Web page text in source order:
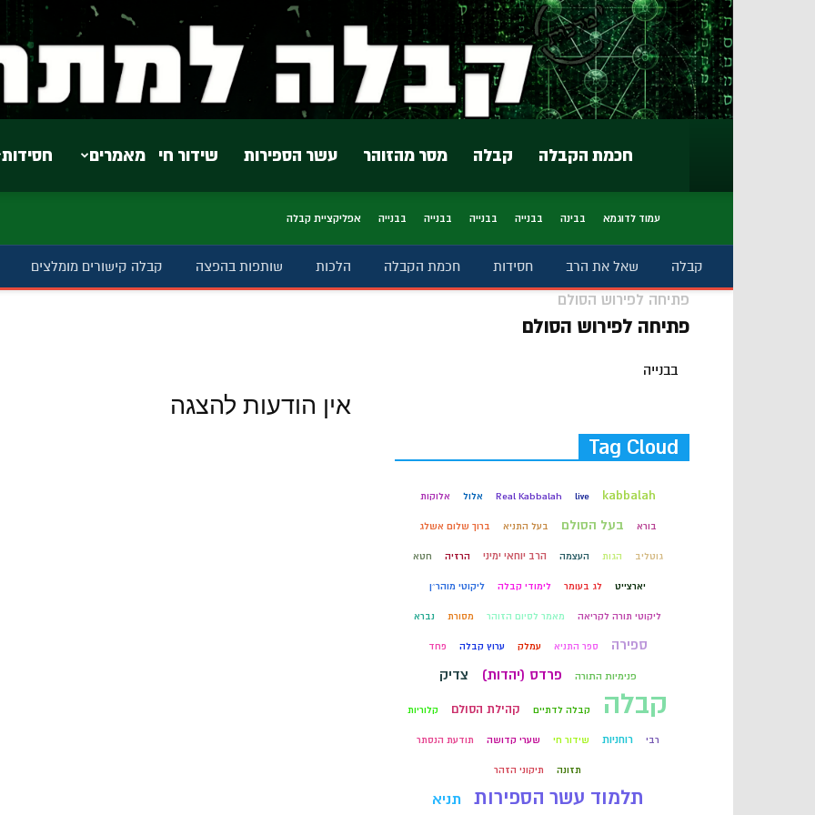
חסידות מאמרים שידור חי עשר הספירות מסר מהזוהר קבלה חכמת הקבלה
עמוד לדוגמא בבינה בבנייה בבנייה בבנייה בבנייה אפליקציית קבלה
קבלה שאל את הרב חסידות חכמת הקבלה הלכות שותפות בהפצה קבלה קישורים מומלצים
פתיחה לפירוש הסולם
פתיחה לפירוש הסולם
אין הודעות להצגה
בבנייה
Tag Cloud
kabbalah
live
Real Kabbalah אלול אלוקות
בורא בעל הסולם בעל התניא ברוך שלום אשלג
גוטליב הגות העצמה הרב יוחאי ימיני הרזיה חטא
יארצייט לג בעומר לימודי קבלה ליקוטי מוהר״ן
ליקוטי תורה לקריאה מאמר לסיום הזוהר מסורת נברא
ספירה ספר התניא עמלק ערוץ קבלה פחד
פנימיות התורה פרדס (יהדות) צדיק
קבלה קבלה לדתיים קהילת הסולם קלוריות
רבי רוחניות שידור חי שערי קדושה תודעת הנסתר
תזונה תיקוני הזהר
תלמוד עשר הספירות תניא